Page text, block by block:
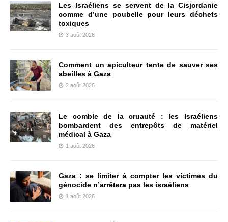
Les Israéliens se servent de la Cisjordanie
comme d’une poubelle pour leurs déchets
toxiques
3 août 2026
Comment un apiculteur tente de sauver ses
abeilles à Gaza
2 août 2026
Le comble de la cruauté : les Israéliens
bombardent des entrepôts de matériel
médical à Gaza
1 août 2026
Gaza : se limiter à compter les victimes du
génocide n’arrêtera pas les israéliens
1 août 2026